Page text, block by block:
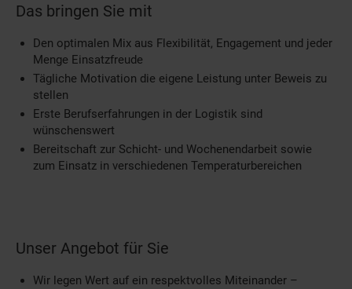
Das bringen Sie mit
Den optimalen Mix aus Flexibilität, Engagement und jeder
Menge Einsatzfreude
Tägliche Motivation die eigene Leistung unter Beweis zu
stellen
Erste Berufserfahrungen in der Logistik sind
wünschenswert
Bereitschaft zur Schicht- und Wochenendarbeit sowie
zum Einsatz in verschiedenen Temperaturbereichen
Unser Angebot für Sie
Wir legen Wert auf ein respektvolles Miteinander –